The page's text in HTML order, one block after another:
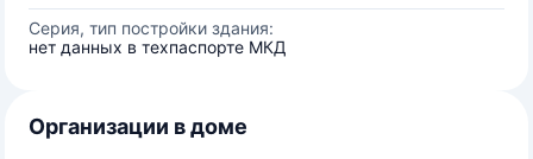
Серия, тип постройки здания:
нет данных в техпаспорте МКД
Организации в доме